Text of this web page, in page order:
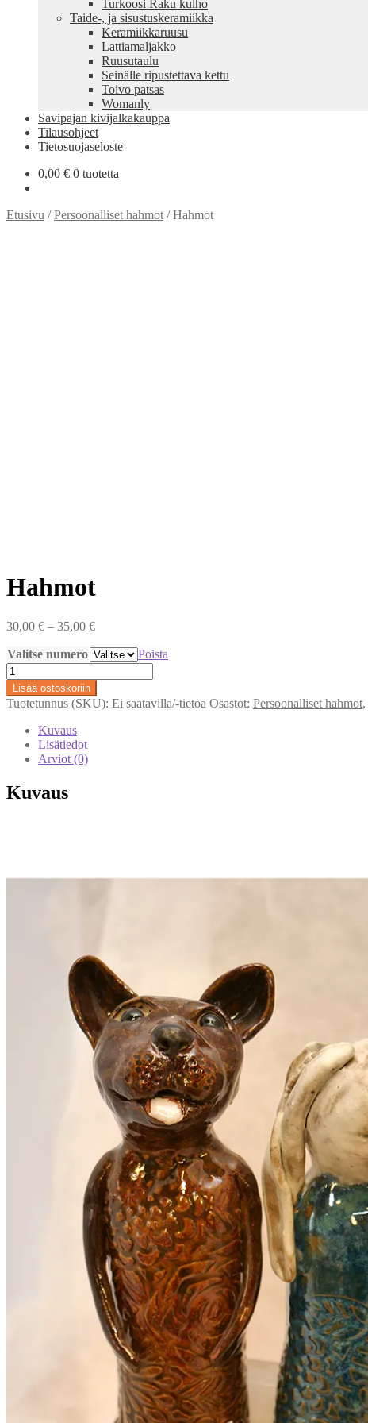
Turkoosi Raku kulho
Taide-, ja sisustuskeramiikka
Keramiikkaruusu
Lattiamaljakko
Ruusutaulu
Seinälle ripustettava kettu
Toivo patsas
Womanly
Savipajan kivijalkakauppa
Tilausohjeet
Tietosuojaseloste
0,00 € 0 tuotetta
Etusivu /Persoonalliset hahmot /Hahmot
Hahmot
30,00 € – 35,00 €Hintaluokka:
-
35,00 €
Valitse numero
Poista
Hahmot
määrä
Lisää ostoskoriin
Tuotetunnus (SKU): Ei saatavilla/-tietoa Osastot: Persoonalliset hahmot,
Kuvaus
Lisätiedot
Arviot (0)
Kuvaus